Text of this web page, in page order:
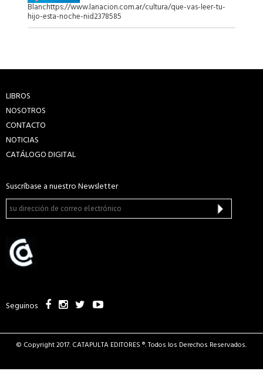
Blanchttps://www.lanacion.com.ar/cultura/que-vas-leer-tu-
hijo-esta-noche-nid2378585
LIBROS
NOSOTROS
CONTACTO
NOTICIAS
CATÁLOGO DIGITAL
Suscríbase a nuestro Newsletter
Seguinos
© Copyright 2017. CATAPULTA EDITORES ®. Todos los Derechos Reservados.